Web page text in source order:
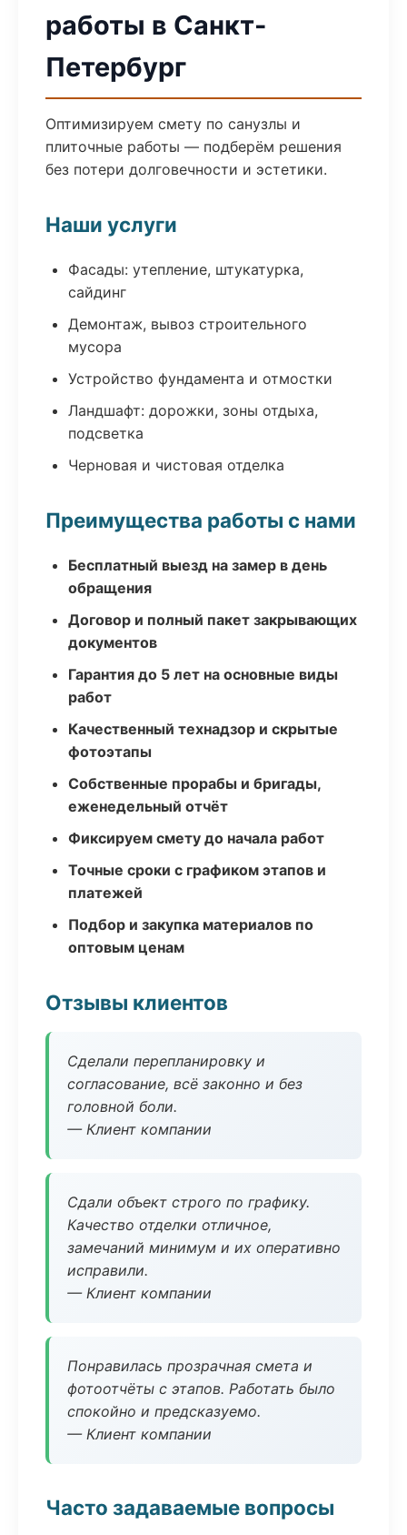
работы в Санкт-
Петербург
Оптимизируем смету по санузлы и
плиточные работы — подберём решения
без потери долговечности и эстетики.
Наши услуги
Фасады: утепление, штукатурка,
сайдинг
Демонтаж, вывоз строительного
мусора
Устройство фундамента и отмостки
Ландшафт: дорожки, зоны отдыха,
подсветка
Черновая и чистовая отделка
Преимущества работы с нами
Бесплатный выезд на замер в день
обращения
Договор и полный пакет закрывающих
документов
Гарантия до 5 лет на основные виды
работ
Качественный технадзор и скрытые
фотоэтапы
Собственные прорабы и бригады,
еженедельный отчёт
Фиксируем смету до начала работ
Точные сроки с графиком этапов и
платежей
Подбор и закупка материалов по
оптовым ценам
Отзывы клиентов
Сделали перепланировку и
согласование, всё законно и без
головной боли.
— Клиент компании
Сдали объект строго по графику.
Качество отделки отличное,
замечаний минимум и их оперативно
исправили.
— Клиент компании
Понравилась прозрачная смета и
фотоотчёты с этапов. Работать было
спокойно и предсказуемо.
— Клиент компании
Часто задаваемые вопросы